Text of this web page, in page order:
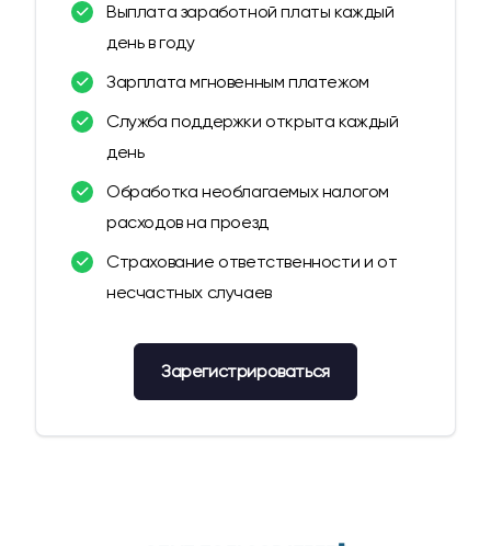
Выплата заработной платы каждый
день в году
Зарплата мгновенным платежом
Служба поддержки открыта каждый
день
Обработка необлагаемых налогом
расходов на проезд
Страхование ответственности и от
несчастных случаев
Зарегистрироваться